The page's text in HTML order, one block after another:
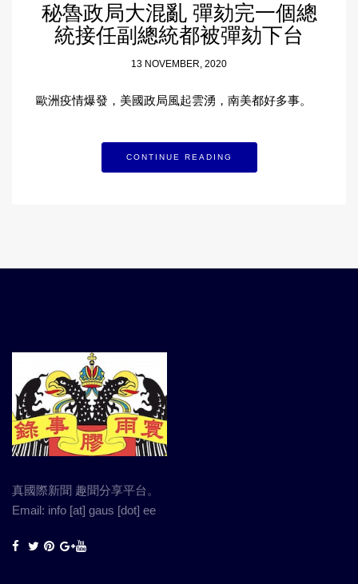
秘魯政局大混亂 彈劾完一個總
統接任副總統都被彈劾下台
13 NOVEMBER, 2020
歐洲疫情爆發，美國政局風起雲湧，南美都好多事。
CONTINUE READING
真國際新聞 趣聞分享平台。
Email: info [at] gaus [dot] ee